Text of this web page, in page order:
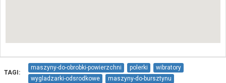
TAGI:
maszyny-do-obrobki-powierzchni polerki
wibratory
wygladzarki-odsrodkowe
maszyny-do-bursztynu